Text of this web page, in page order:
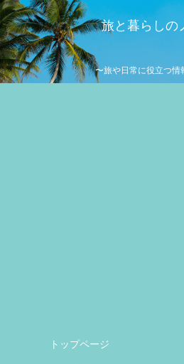
旅と暮らしの
〜旅や日常に役立つ情
トップページ